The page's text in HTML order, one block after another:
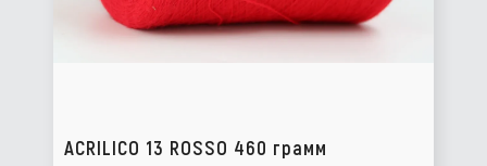
ACRILICO 13 ROSSO 460 грамм